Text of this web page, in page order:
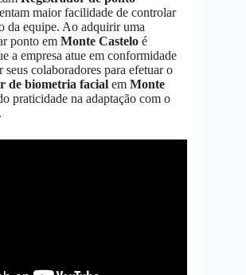
maior facilidade de controlar
da equipe. Ao adquirir uma
ponto em Monte Castelo é
a empresa atue em conformidade
colaboradores para efetuar o
de biometria facial em Monte
praticidade na adaptação com o